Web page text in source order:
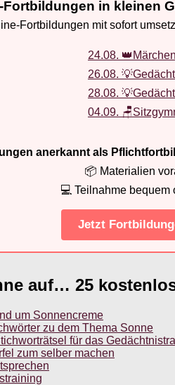
Fortbildungen in kleinen
Fortbildungen mit sofort
24.08. 👑Märchen
26.08.
28.08.
04.09.
anerkannt als
📦 Materialien
💻 Teilnahme bequem
Jetzt
auf… 25
um Sonnencreme
zu dem Thema Sonne
für das
zum selber machen